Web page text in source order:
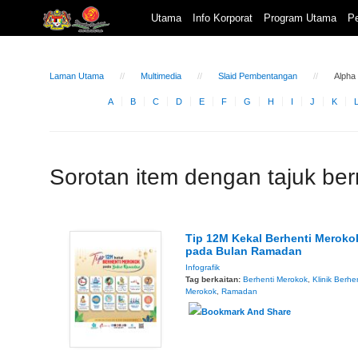
Utama Info Korporat Program Utama
Laman Utama Multimedia Slaid Pembentangan Alpha
A B C D E F G H I J K
Sorotan item dengan tajuk
Tip 12M Kekal Berhenti
pada Bulan Ramadan
Infografik
Tag berkaitan: Berhenti Merokok Klinik
Merokok Ramadan